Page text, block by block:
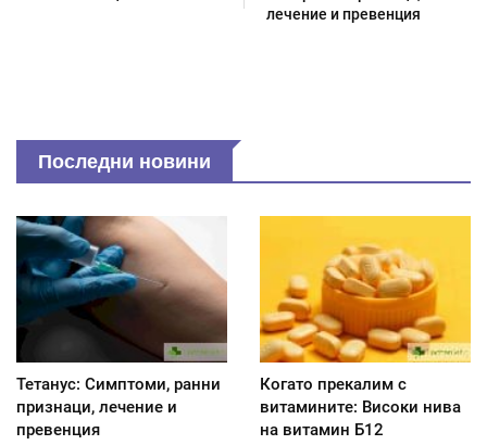
лечение и превенция
Последни новини
Тетанус: Симптоми, ранни
признаци, лечение и
превенция
Когато прекалим с
витамините: Високи нива
на витамин Б12